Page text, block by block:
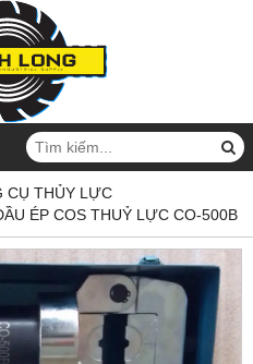
CỤ THỦY LỰC
ÉP COS THUỶ LỰC CO-500B